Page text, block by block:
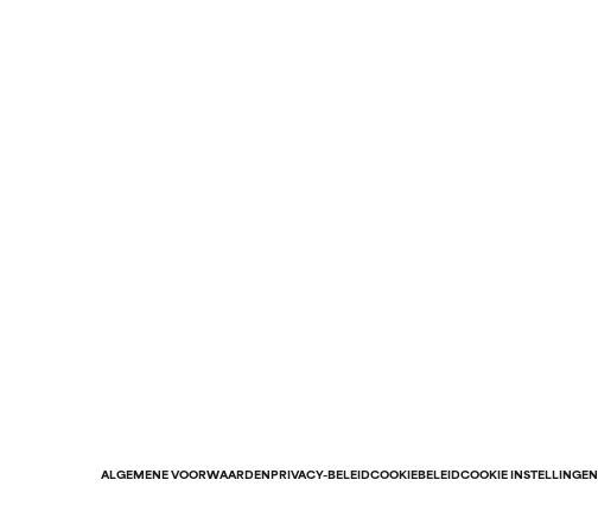
ALGEMENE VOORWAARDENPRIVACY-BELEIDCOOKIEBELEIDCOOKIE INSTELLINGEN